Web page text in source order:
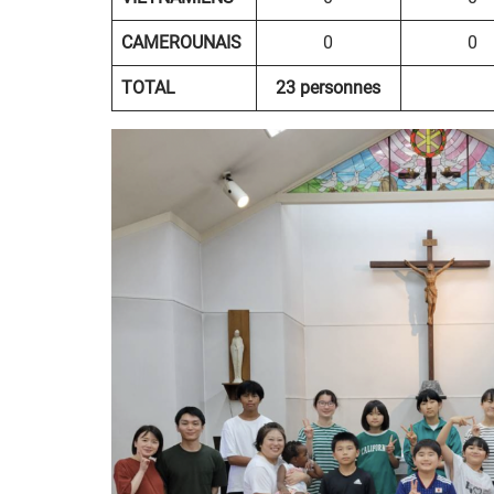
CAMEROUNAIS 0 0
TOTAL 23 personnes